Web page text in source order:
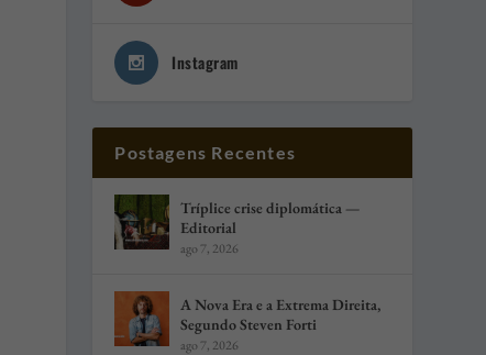
Instagram
Postagens Recentes
Tríplice crise diplomática —
Editorial
ago 7, 2026
A Nova Era e a Extrema Direita,
Segundo Steven Forti
ago 7, 2026